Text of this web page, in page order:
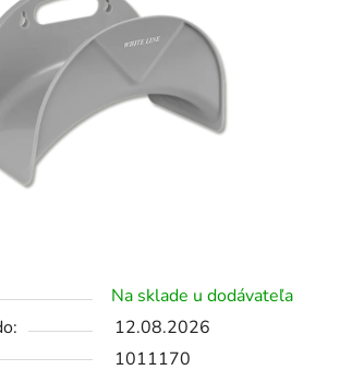
Na sklade u dodávateľa
12.08.2026
1011170